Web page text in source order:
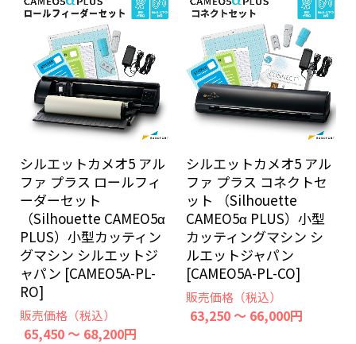
シルエットカメオ5 アル
ファ プラス ロールフィ
ーダーセット
（Silhouette CAMEO5α
PLUS）小型カッティン
グマシン シルエットジ
ャパン [CAMEO5A-PL-
RO]
販売価格（税込）
65,450 ～ 68,200円
シルエットカメオ5 アル
ファ プラス コネクトセ
ット （Silhouette
CAMEO5α PLUS）小型
カッティングマシン シ
ルエットジャパン
[CAMEO5A-PL-CO]
販売価格（税込）
63,250 ～ 66,000円